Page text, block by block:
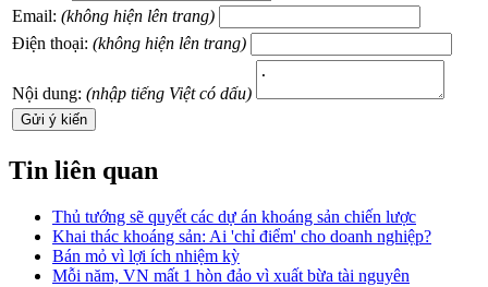
Email: (không hiện lên trang)
Điện thoại: (không hiện lên trang)
Nội dung: (nhập tiếng Việt có dấu)
Tin liên quan
Thủ tướng sẽ quyết các dự án khoáng sản chiến lược
Khai thác khoáng sản: Ai 'chỉ điểm' cho doanh nghiệp?
Bán mỏ vì lợi ích nhiệm kỳ
Mỗi năm, VN mất 1 hòn đảo vì xuất bừa tài nguyên